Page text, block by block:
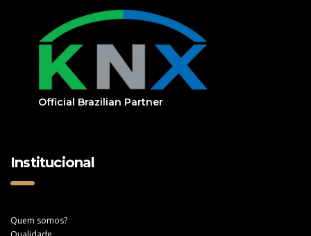
Official Brazilian Partner
Institucional
Quem somos?